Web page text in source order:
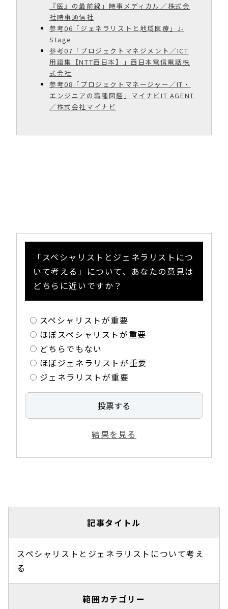
『医』の最前線」時事メディカル／株式会
社時事通信社
参考06「ジェネラリストと地域医療」J-
Stage
参考07「プロジェクトマネジメント／ICT
用語集【NTT西日本】」西日本電信電話株
式会社
参考08「プロジェクトマネージャー／IT・
エンジニアの職種図鑑」マイナビIT AGENT
／株式会社マイナビ
「スペシャリストとジェネラリストにつ
いて考える」について、あなたの意見は
どちらに近いですか？
スペシャリストが重要
ほぼスペシャリストが重要
どちらでもない
ほぼジェネラリストが重要
ジェネラリストが重要
結果を見る
記事タイトル
スペシャリストとジェネラリストについて考え
る
範囲カテゴリー